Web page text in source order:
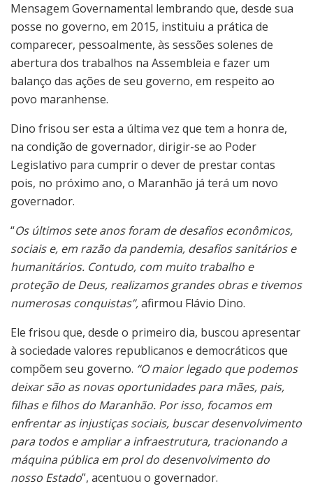
Mensagem Governamental lembrando que, desde sua
posse no governo, em 2015, instituiu a prática de
comparecer, pessoalmente, às sessões solenes de
abertura dos trabalhos na Assembleia e fazer um
balanço das ações de seu governo, em respeito ao
povo maranhense.
Dino frisou ser esta a última vez que tem a honra de,
na condição de governador, dirigir-se ao Poder
Legislativo para cumprir o dever de prestar contas
pois, no próximo ano, o Maranhão já terá um novo
governador.
“Os últimos sete anos foram de desafios econômicos,
sociais e, em razão da pandemia, desafios sanitários e
humanitários. Contudo, com muito trabalho e
proteção de Deus, realizamos grandes obras e tivemos
numerosas conquistas”,afirmou Flávio Dino.
Ele frisou que, desde o primeiro dia, buscou apresentar
à sociedade valores republicanos e democráticos que
compõem seu governo. “O maior legado que podemos
deixar são as novas oportunidades para mães, pais,
filhas e filhos do Maranhão. Por isso, focamos em
enfrentar as injustiças sociais, buscar desenvolvimento
para todos e ampliar a infraestrutura, tracionando a
máquina pública em prol do desenvolvimento do
nosso Estado”, acentuou o governador.